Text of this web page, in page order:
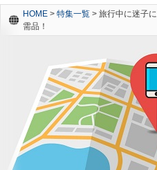
HOME > 特集一覧 > 旅行中に迷子
需品！